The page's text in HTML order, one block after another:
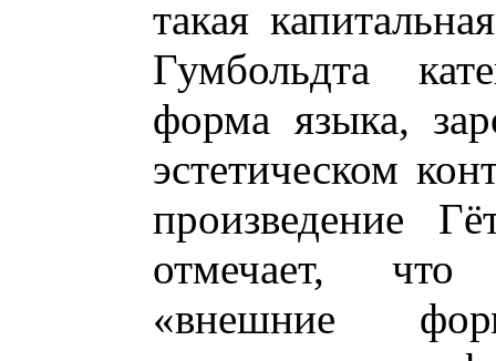
такая
Гумбольдта
форма языка,
эстетическом
произведение
отмечает, что
«внешние